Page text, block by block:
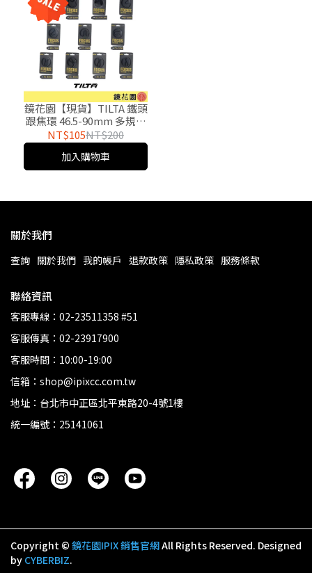
鏡花園【現貨】TILTA 鐵頭
跟焦環 46.5-90mm 多規格
調焦環 追焦環
NT$105NT$200
加入購物車
關於我們
查詢 關於我們 我的帳戶 退款政策 隱私政策 服務條款
聯絡資訊
客服專線：02-23511358 #51
客服傳真：02-23917900
客服時間：10:00-19:00
信箱：shop@ipixcc.com.tw
地址：台北市中正區北平東路20-4號1樓
統一編號：25141061
Copyright © 鏡花園IPIX 銷售官網All Rights Reserved. Designed
by CYBERBIZ.